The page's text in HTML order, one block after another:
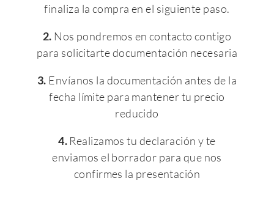
finaliza la compra en el siguiente paso.
2. Nos pondremos en contacto contigo
para solicitarte documentación necesaria
3. Envíanos la documentación antes de la
fecha límite para mantener tu precio
reducido
4.Realizamos tu declaración y te
enviamos el borrador para que nos
confirmes la presentación